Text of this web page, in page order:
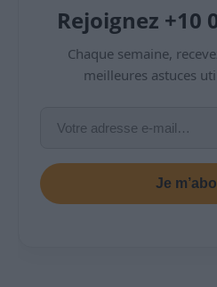
Rejoignez +10
Chaque semaine,
meilleures astuces
Je